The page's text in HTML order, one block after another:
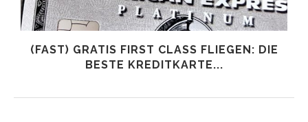
(FAST) GRATIS FIRST CLASS FLIEGEN: DIE
BESTE KREDITKARTE...